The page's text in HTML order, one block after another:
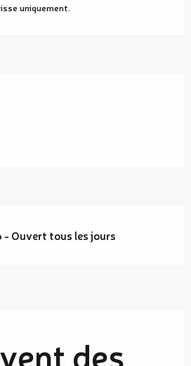
uniquement.
Ouvert tous les jours
des